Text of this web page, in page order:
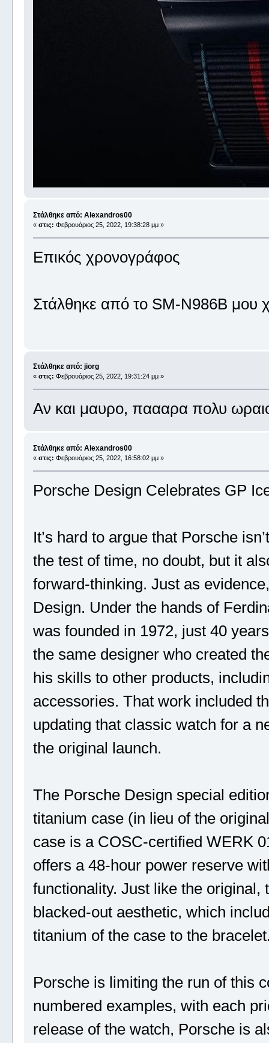
Στάλθηκε από: Alexandros00
« στις: Φεβρουάριος 25, 2022, 19:38:28 μμ »
Επικός χρονογράφος
Στάλθηκε από το SM-N986B μου
Στάλθηκε από: jiorg
« στις: Φεβρουάριος 25, 2022, 19:31:24 μμ »
Αν και μαυρο, παααρα πολυ
Στάλθηκε από: Alexandros00
« στις: Φεβρουάριος 25, 2022, 16:58:02 μμ »
Porsche Design Celebrates GP
It’s hard to argue that Porsche
the test of time, no doubt, but it
forward-thinking. Just as
Design. Under the hands of
was founded in 1972, just 40
the same designer who created
his skills to other products,
accessories. That work included
updating that classic watch for a
the original launch.
The Porsche Design special
titanium case (in lieu of the
case is a COSC-certified WERK
offers a 48-hour power reserve
functionality. Just like the original,
blacked-out aesthetic, which
titanium of the case to the
Porsche is limiting the run of this
numbered examples, with each
release of the watch, Porsche is